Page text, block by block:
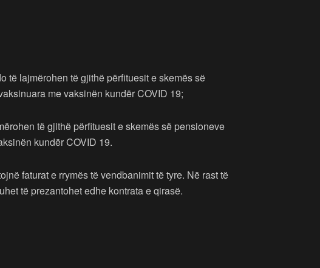
të lajmërohen të gjithë përfituesit e skemës së
me vaksinën kundër COVID 19;
të gjithë përfituesit e skemës së pensioneve
kundër COVID 19.
faturat e rrymës të vendbanimit të tyre. Në rast të
të prezantohet edhe kontrata e qirasë.